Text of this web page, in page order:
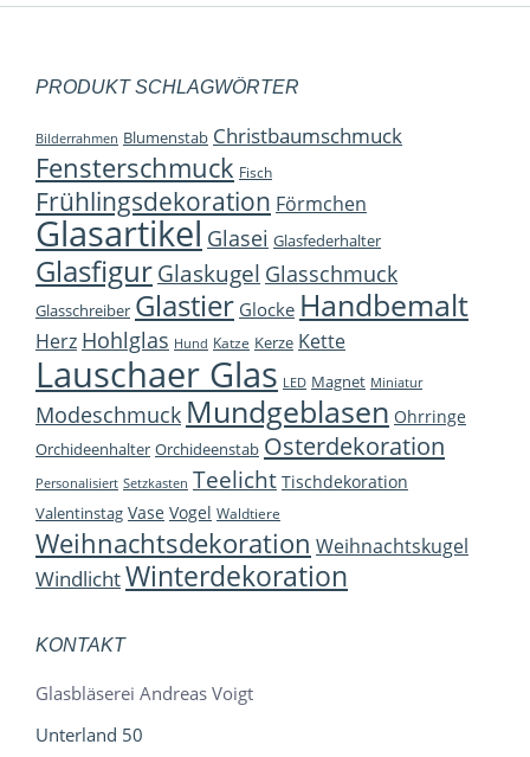
PRODUKT SCHLAGWÖRTER
Bilderrahmen Blumenstab Christbaumschmuck
Fensterschmuck Fisch
Frühlingsdekoration Förmchen
Glasartikel Glasei Glasfederhalter
Glasfigur Glaskugel Glasschmuck
Glasschreiber Glastier Glocke Handbemalt
Herz Hohlglas Hund Katze Kerze Kette
Lauschaer Glas LED Magnet Miniatur
Modeschmuck Mundgeblasen Ohrringe
Orchideenhalter Orchideenstab Osterdekoration
Personalisiert Setzkasten Teelicht Tischdekoration
Valentinstag Vase Vogel Waldtiere
Weihnachtsdekoration Weihnachtskugel
WindlichtWinterdekoration
KONTAKT
Glasbläserei Andreas Voigt
Unterland 50